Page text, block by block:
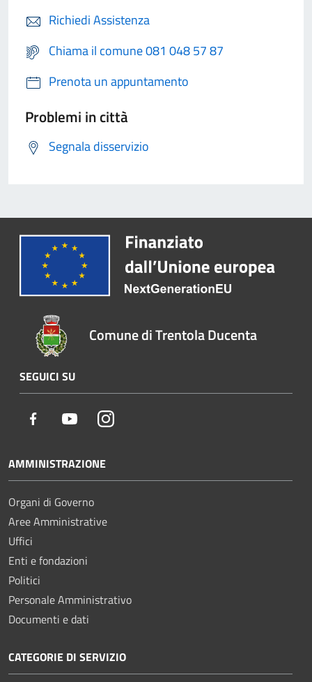
Richiedi Assistenza
Chiama il comune 081 048 57 87
Prenota un appuntamento
Problemi in città
Segnala disservizio
Comune di Trentola Ducenta
SEGUICI SU
Facebook YoutubeInstagram
AMMINISTRAZIONE
Organi di Governo
Aree Amministrative
Uffici
Enti e fondazioni
Politici
Personale Amministrativo
Documenti e dati
CATEGORIE DI SERVIZIO